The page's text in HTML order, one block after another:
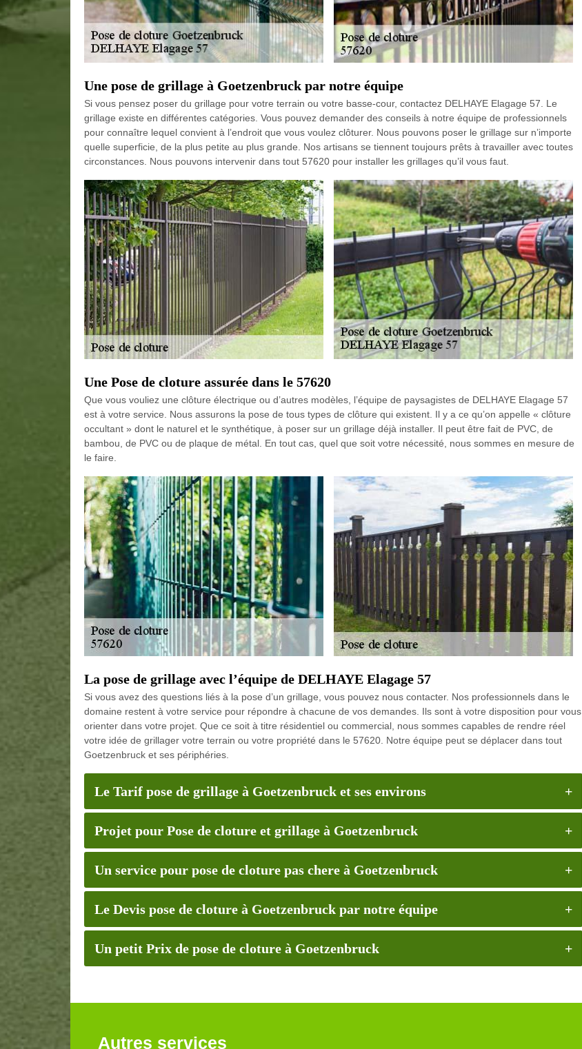
Une pose de grillage à Goetzenbruck par notre équipe
Si vous pensez poser du grillage pour votre terrain ou votre basse-cour, contactez DELHAYE Elagage 57. Le
grillage existe en différentes catégories. Vous pouvez demander des conseils à notre équipe de professionnels
pour connaître lequel convient à l’endroit que vous voulez clôturer. Nous pouvons poser le grillage sur n’importe
quelle superficie, de la plus petite au plus grande. Nos artisans se tiennent toujours prêts à travailler avec toutes
circonstances. Nous pouvons intervenir dans tout 57620 pour installer les grillages qu’il vous faut.
Une Pose de cloture assurée dans le 57620
Que vous vouliez une clôture électrique ou d’autres modèles, l’équipe de paysagistes de DELHAYE Elagage 57
est à votre service. Nous assurons la pose de tous types de clôture qui existent. Il y a ce qu’on appelle « clôture
occultant » dont le naturel et le synthétique, à poser sur un grillage déjà installer. Il peut être fait de PVC, de
bambou, de PVC ou de plaque de métal. En tout cas, quel que soit votre nécessité, nous sommes en mesure de
le faire.
La pose de grillage avec l’équipe de DELHAYE Elagage 57
Si vous avez des questions liés à la pose d’un grillage, vous pouvez nous contacter. Nos professionnels dans le
domaine restent à votre service pour répondre à chacune de vos demandes. Ils sont à votre disposition pour vous
orienter dans votre projet. Que ce soit à titre résidentiel ou commercial, nous sommes capables de rendre réel
votre idée de grillager votre terrain ou votre propriété dans le 57620. Notre équipe peut se déplacer dans tout
Goetzenbruck et ses périphéries.
Le Tarif pose de grillage à Goetzenbruck et ses environs
Projet pour Pose de cloture et grillage à Goetzenbruck
Un service pour pose de cloture pas chere à Goetzenbruck
Le Devis pose de cloture à Goetzenbruck par notre équipe
Un petit Prix de pose de cloture à Goetzenbruck
Autres services